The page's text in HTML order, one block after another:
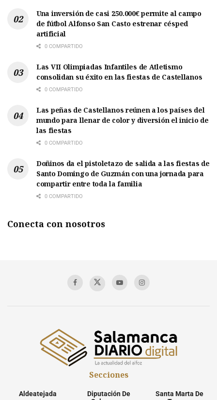
Una inversión de casi 250.000€ permite al campo
de fútbol Alfonso San Casto estrenar césped
artificial
0 COMPARTIDO
Las VII Olimpiadas Infantiles de Atletismo
consolidan su éxito en las fiestas de Castellanos
0 COMPARTIDO
Las peñas de Castellanos reúnen a los países del
mundo para llenar de color y diversión el inicio de
las fiestas
0 COMPARTIDO
Doñinos da el pistoletazo de salida a las fiestas de
Santo Domingo de Guzmán con una jornada para
compartir entre toda la familia
0 COMPARTIDO
Conecta con nosotros
Secciones
Aldeatejada
Diputación De
Santa Marta De